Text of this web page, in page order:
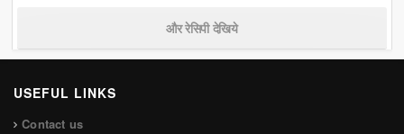
और रेसिपी देखिये
USEFUL LINKS
Contact us